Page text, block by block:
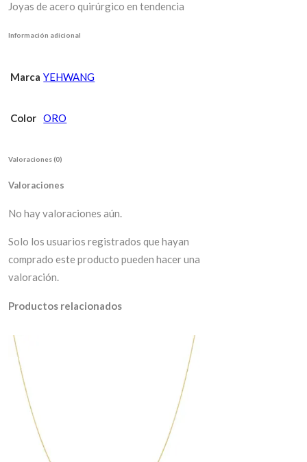
Joyas de acero quirúrgico en tendencia
Información adicional
Marca YEHWANG
Color ORO
Valoraciones (0)
Valoraciones
No hay valoraciones aún.
Solo los usuarios registrados que hayan
comprado este producto pueden hacer una
valoración.
Productos relacionados